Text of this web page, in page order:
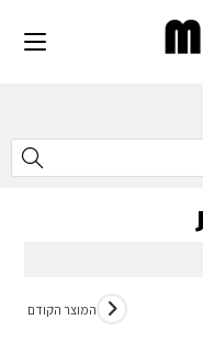
המוצר הקודם